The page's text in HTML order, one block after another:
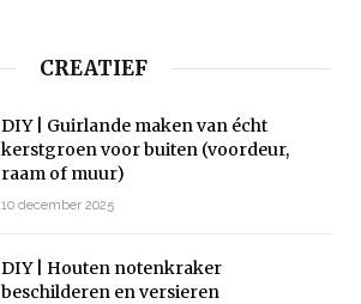
CREATIEF
DIY | Guirlande maken van écht
kerstgroen voor buiten (voordeur,
raam of muur)
10 december 2025
DIY | Houten notenkraker
beschilderen en versieren